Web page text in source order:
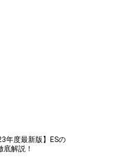
年度最新版】ESの
解説！